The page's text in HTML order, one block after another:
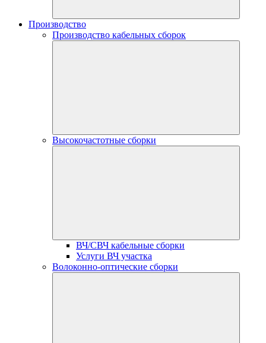
Производство
Производство кабельных сборок
Высокочастотные сборки
ВЧ/СВЧ кабельные сборки
Услуги ВЧ участка
Волоконно-оптические сборки